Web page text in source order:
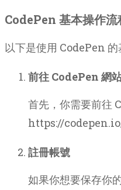
CodePen 基本操作流
以下是使用 CodePen 的
前往 CodePen 網
首先，你需要前往
https://
註冊帳號
如果你想要保存你